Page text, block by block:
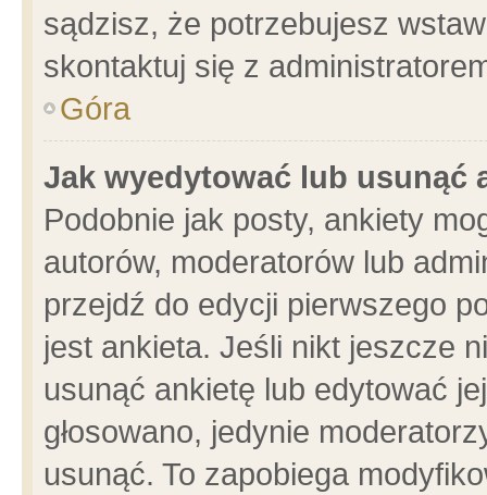
sądzisz, że potrzebujesz
skontaktuj się z
Góra
Jak wyedytować lub usunąć
Podobnie jak posty, ankiety
autorów, moderatorów lub
przejdź do edycji pierwszego
jest ankieta. Jeśli nikt jeszcze
usunąć ankietę lub edytować
głosowano, jedynie
usunąć. To zapobiega